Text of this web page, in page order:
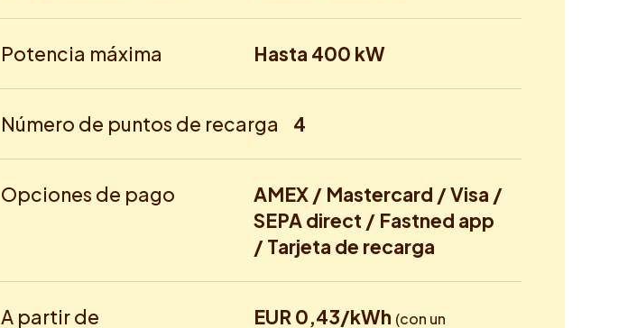
Potencia máxima Hasta 400 kW
Número de puntos de recarga 4
Opciones de pago
AMEX / Mastercard / Visa /
SEPA direct / Fastned app
/ Tarjeta de recarga
A partir de EUR 0,43/kWh (con un